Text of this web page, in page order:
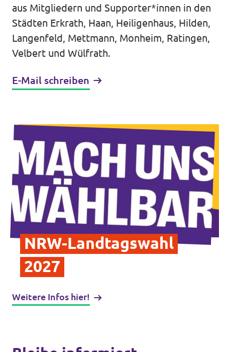
Volt Deutschland Merchandise Shop
Unsere Events
Deine Spende für Volt!
Jobs bei Volt
Datenschutz
Impressum
aus Mitgliedern und Supporter*innen in den
Städten Erkrath, Haan, Heiligenhaus, Hilden,
Langenfeld, Mettmann, Monheim, Ratingen,
Velbert und Wülfrath.
E-Mail schreiben
NRW-Landtagswahl
2027
Weitere Infos hier!